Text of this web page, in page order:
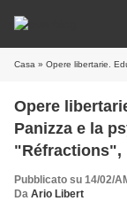
Casa » Opere libertarie. Eduardo
Opere
Panizza e la
"Réfractions",
Pubblicato su 14/02/
Da Ario Libert